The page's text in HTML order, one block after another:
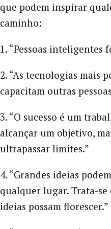
que podem inspirar
caminho:
1. “Pessoas inteligentes
2. “As tecnologias mais
capacitam outras
3. “O sucesso é um
alcançar um objetivo,
ultrapassar limites.”
4. “Grandes ideias
qualquer lugar. Trata-se
ideias possam florescer.”